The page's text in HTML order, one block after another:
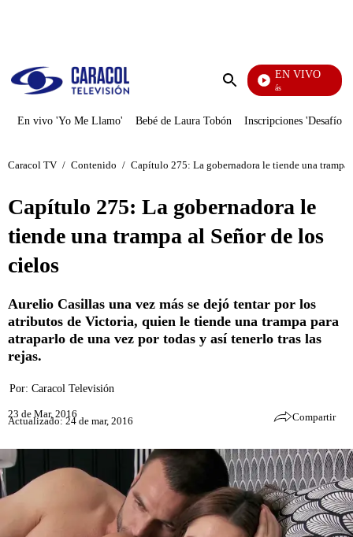
Enviar
EN VIVO
También Caerás
En vivo 'Yo Me Llamo' Bebé de Laura Tobón Inscripciones 'Desafío'
Caracol TV / Contenido / Capítulo 275: La gobernadora le tiende una trampa
Capítulo 275: La gobernadora le
tiende una trampa al Señor de los
cielos
Aurelio Casillas una vez más se dejó tentar por los
atributos de Victoria, quien le tiende una trampa para
atraparlo de una vez por todas y así tenerlo tras las
rejas.
Por: Caracol Televisión
23 de Mar, 2016
Actualizado: 24 de mar, 2016 Compartir